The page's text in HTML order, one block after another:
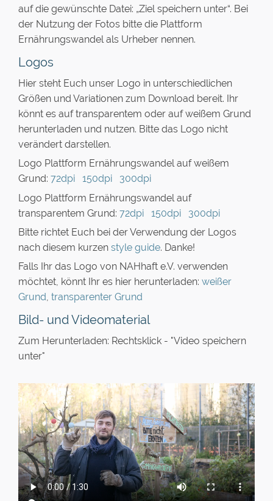
auf die gewünschte Datei: „Ziel speichern unter“. Bei
der Nutzung der Fotos bitte die Plattform
Ernährungswandel als Urheber nennen.
Logos
Hier steht Euch unser Logo in unterschiedlichen
Größen und Variationen zum Download bereit. Ihr
könnt es auf transparentem oder auf weißem Grund
herunterladen und nutzen. Bitte das Logo nicht
verändert darstellen.
Logo Plattform Ernährungswandel auf weißem
Grund: 72dpi 150dpi
300dpi
Logo Plattform Ernährungswandel auf
transparentem Grund: 72dpi 150dpi
300dpi
Bitte richtet Euch bei der Verwendung der Logos
nach diesem kurzen style guide. Danke!
Falls Ihr das Logo von NAHhaft e.V. verwenden
möchtet, könnt Ihr es hier herunterladen: weißer
Grund, transparenter Grund
Bild- und Videomaterial
Zum Herunterladen: Rechtsklick - "Video speichern
unter"